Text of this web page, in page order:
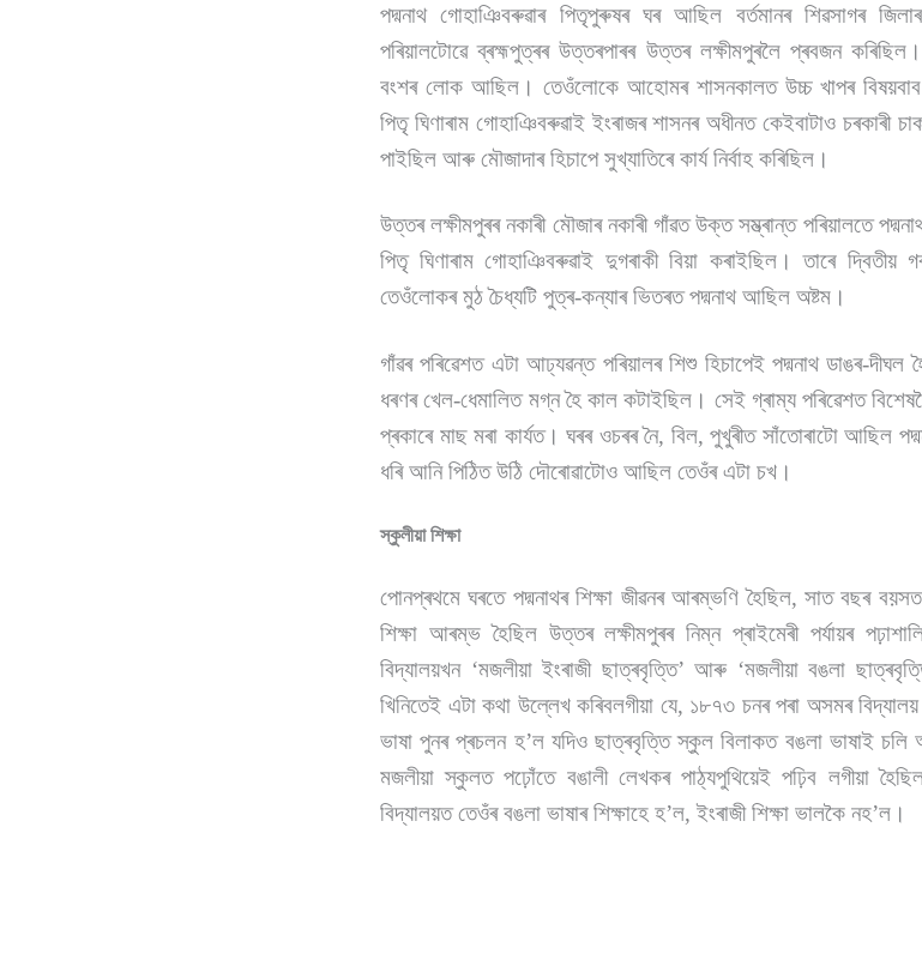
পদ্মনাথ গোহাঞিবৰুৱাৰ পিতৃপুৰুষৰ ঘৰ আছিল বৰ্তমানৰ শিৱসাগৰ
পৰিয়ালটোৱে ব্ৰহ্মপুত্ৰৰ উত্তৰপাৰৰ উত্তৰ লক্ষীমপুৰলৈ প্ৰবজন
বংশৰ লোক আছিল। তেওঁলোকে আহোমৰ শাসনকালত উচ্চ খাপৰ
পিতৃ ঘিণাৰাম গোহাঞিবৰুৱাই ইংৰাজৰ শাসনৰ অধীনত কেইবাটাও চৰকাৰী
পাইছিল আৰু মৌজাদাৰ হিচাপে সুখ্যাতিৰে কাৰ্য নিৰ্বাহ কৰিছিল।
উত্তৰ লক্ষীমপুৰৰ নকাৰী মৌজাৰ নকাৰী গাঁৱত উক্ত সম্ভ্ৰান্ত পৰিয়ালতে
পিতৃ ঘিণাৰাম গোহাঞিবৰুৱাই দুগৰাকী বিয়া কৰাইছিল। তাৰে দ্বিতীয়
তেওঁলোকৰ মুঠ চৈধ্যটি পুত্ৰ-কন্যাৰ ভিতৰত পদ্মনাথ আছিল অষ্টম।
গাঁৱৰ পৰিৱেশত এটা আঢ্যৱন্ত পৰিয়ালৰ শিশু হিচাপেই পদ্মনাথ ডাঙৰ-
ধৰণৰ খেল-ধেমালিত মগ্ন হৈ কাল কটাইছিল। সেই গ্ৰাম্য পৰিৱেশত
প্ৰকাৰে মাছ মৰা কাৰ্যত। ঘৰৰ ওচৰৰ নৈ, বিল, পুখুৰীত সাঁতোৰাটো আছিল
ধৰি আনি পিঠিত উঠি দৌৰোৱাটোও আছিল তেওঁৰ এটা চখ।
স্কুলীয়া শিক্ষা
পোনপ্ৰথমে ঘৰতে পদ্মনাথৰ শিক্ষা জীৱনৰ আৰম্ভণি হৈছিল, সাত বছৰ
শিক্ষা আৰম্ভ হৈছিল উত্তৰ লক্ষীমপুৰৰ নিম্ন প্ৰাইমেৰী পৰ্যায়ৰ
বিদ্যালয়খন ‘মজলীয়া ইংৰাজী ছাত্ৰবৃত্তি’ আৰু ‘মজলীয়া বঙলা
খিনিতেই এটা কথা উল্লেখ কৰিবলগীয়া যে, ১৮৭৩ চনৰ পৰা অসমৰ
ভাষা পুনৰ প্ৰচলন হ’ল যদিও ছাত্ৰবৃত্তি স্কুল বিলাকত বঙলা ভাষাই
মজলীয়া স্কুলত পঢ়োঁতে বঙালী লেখকৰ পাঠ্যপুথিয়েই পঢ়িব লগীয়া
বিদ্যালয়ত তেওঁৰ বঙলা ভাষাৰ শিক্ষাহে হ’ল, ইংৰাজী শিক্ষা ভালকৈ নহ’ল।